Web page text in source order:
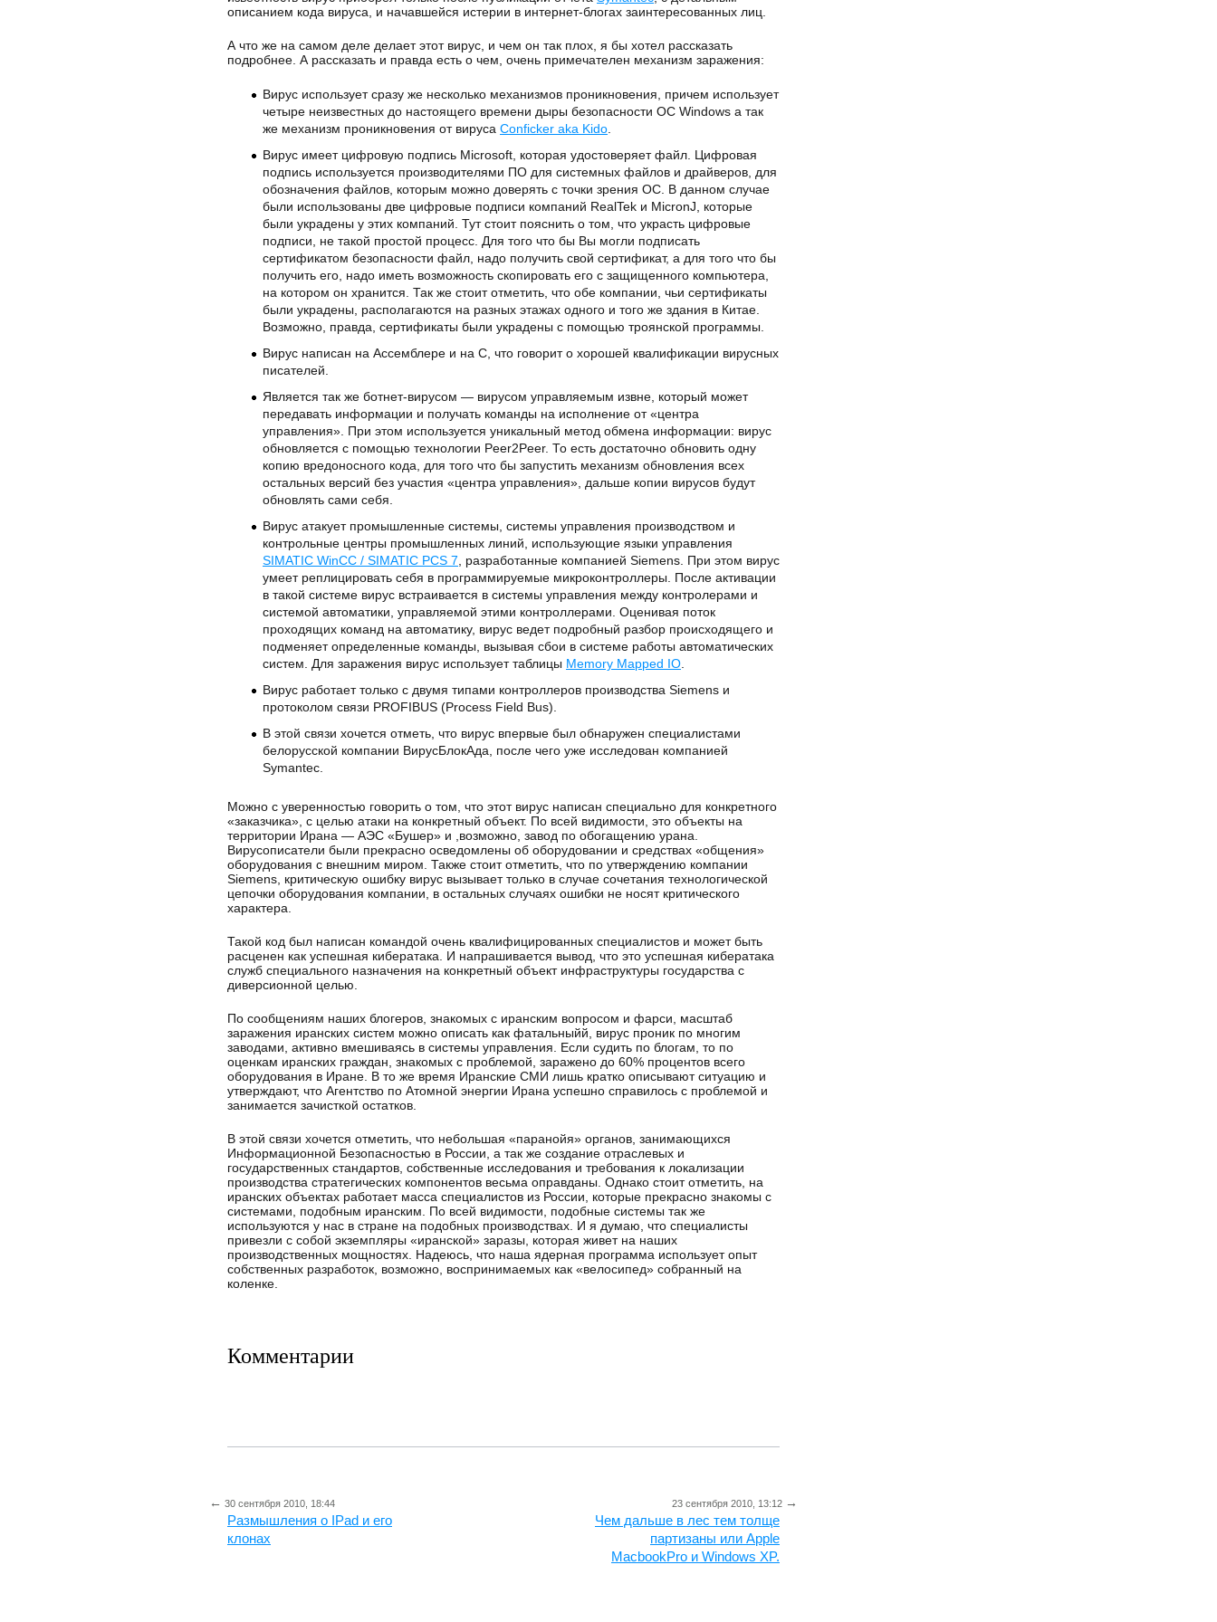
описанием кода вируса, и начавшейся истерии в интернет-блогах заинтересованных лиц.
А что же на самом деле делает этот вирус, и чем он так плох, я бы хотел рассказать
подробнее. А рассказать и правда есть о чем, очень примечателен механизм заражения:
Вирус использует сразу же несколько механизмов проникновения, причем использует
четыре неизвестных до настоящего времени дыры безопасности ОС Windows а так
же механизм проникновения от вируса Conficker aka Kido
Вирус имеет цифровую подпись Microsoft, которая удостоверяет файл. Цифровая
подпись используется производителями ПО для системных файлов и драйверов, для
обозначения файлов, которым можно доверять с точки зрения ОС. В данном случае
были использованы две цифровые подписи компаний RealTek и MicronJ, которые
были украдены у этих компаний. Тут стоит пояснить о том, что украсть цифровые
подписи, не такой простой процесс. Для того что бы Вы могли подписать
сертификатом безопасности файл, надо получить свой сертификат, а для того что бы
получить его, надо иметь возможность скопировать его с защищенного компьютера,
на котором он хранится. Так же стоит отметить, что обе компании, чьи сертификаты
были украдены, располагаются на разных этажах одного и того же здания в Китае.
Возможно, правда, сертификаты были украдены с помощью троянской программы.
Вирус написан на Ассемблере и на С, что говорит о хорошей квалификации вирусных
писателей.
Является так же ботнет-вирусом — вирусом управляемым извне, который может
передавать информации и получать команды на исполнение от «центра
управления». При этом используется уникальный метод обмена информации: вирус
обновляется с помощью технологии Peer2Peer. То есть достаточно обновить одну
копию вредоносного кода, для того что бы запустить механизм обновления всех
остальных версий без участия «центра управления», дальше копии вирусов будут
обновлять сами себя.
Вирус атакует промышленные системы, системы управления производством и
контрольные центры промышленных линий, использующие языки управления
SIMATIC WinCC / SIMATIC PCS 7 , разработанные компанией Siemens. При этом вирус
умеет реплицировать себя в программируемые микроконтроллеры. После активации
в такой системе вирус встраивается в системы управления между контролерами и
системой автоматики, управляемой этими контроллерами. Оценивая поток
проходящих команд на автоматику, вирус ведет подробный разбор происходящего и
подменяет определенные команды, вызывая сбои в системе работы автоматических
систем. Для заражения вирус использует таблицы Memory Mapped IO
Вирус работает только с двумя типами контроллеров производства Siemens и
протоколом связи PROFIBUS (Process Field Bus).
В этой связи хочется отметь, что вирус впервые был обнаружен специалистами
белорусской компании ВирусБлокАда, после чего уже исследован компанией
Symantec.
Можно с уверенностью говорить о том, что этот вирус написан специально для конкретного
«заказчика», с целью атаки на конкретный объект. По всей видимости, это объекты на
территории Ирана — АЭС «Бушер» и ,возможно, завод по обогащению урана.
Вирусописатели были прекрасно осведомлены об оборудовании и средствах «общения»
оборудования с внешним миром. Также стоит отметить, что по утверждению компании
Siemens, критическую ошибку вирус вызывает только в случае сочетания технологической
цепочки оборудования компании, в остальных случаях ошибки не носят критического
характера.
Такой код был написан командой очень квалифицированных специалистов и может быть
расценен как успешная кибератака. И напрашивается вывод, что это успешная кибератака
служб специального назначения на конкретный объект инфраструктуры государства с
диверсионной целью.
По сообщениям наших блогеров, знакомых с иранским вопросом и фарси, масштаб
заражения иранских систем можно описать как фатальныйй, вирус проник по многим
заводами, активно вмешиваясь в системы управления. Если судить по блогам, то по
оценкам иранских граждан, знакомых с проблемой, заражено до 60% процентов всего
оборудования в Иране. В то же время Иранские СМИ лишь кратко описывают ситуацию и
утверждают, что Агентство по Атомной энергии Ирана успешно справилось с проблемой и
занимается зачисткой остатков.
В этой связи хочется отметить, что небольшая «паранойя» органов, занимающихся
Информационной Безопасностью в России, а так же создание отраслевых и
государственных стандартов, собственные исследования и требования к локализации
производства стратегических компонентов весьма оправданы. Однако стоит отметить, на
иранских объектах работает масса специалистов из России, которые прекрасно знакомы с
системами, подобным иранским. По всей видимости, подобные системы так же
используются у нас в стране на подобных производствах. И я думаю, что специалисты
привезли с собой экземпляры «иранской» заразы, которая живет на наших
производственных мощностях. Надеюсь, что наша ядерная программа использует опыт
собственных разработок, возможно, воспринимаемых как «велосипед» собранный на
коленке.
Комментарии
← 30 сентября 2010, 18:44
Размышления о IPad и его
клонах
23 сентября 2010, 13:12 →
Чем дальше в лес тем толще
партизаны или Apple
MacbookPro и Windows XP.